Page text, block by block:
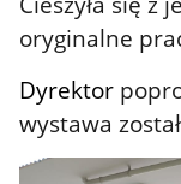
oryginalne
Dyrektor
wystawa